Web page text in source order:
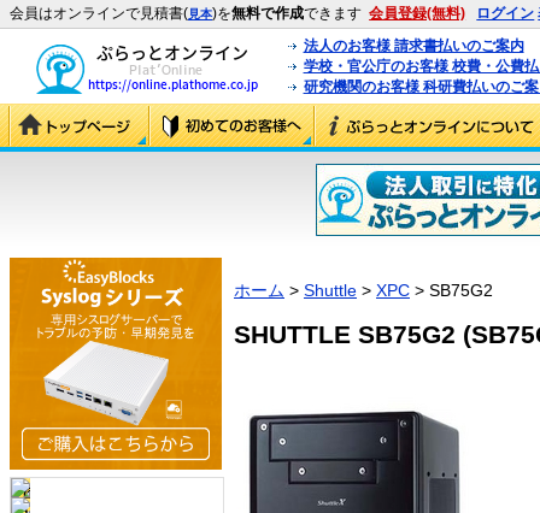
会員はオンラインで見積書(見本)を無料で作成できます 会員登録(無料) ログイン
法人のお客様 請求書払いのご案内
学校・官公庁のお客様 校費・公費
研究機関のお客様 科研費払いのご
ホーム > Shuttle > XPC > SB75G2
SHUTTLE SB75G2